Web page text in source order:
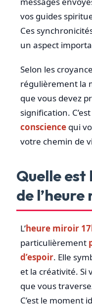
vos guides
Ces
un aspect
Selon les
régulièrement la
que vous devez
signification.
conscience qui
votre chemin de
Quelle
de l’heure
L’heure miroir
particulièrement
d’espoir. Elle
et la créativité. Si
que vous
C’est le moment